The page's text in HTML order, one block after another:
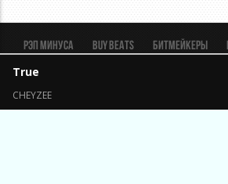
True
CHEYZEE
Рэп минуса BUY BEATS Битмейкеры
Рэп биты
Безопасная сделка